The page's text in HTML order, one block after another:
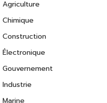
Agriculture
Chimique
Construction
Électronique
Gouvernement
Industrie
Marine